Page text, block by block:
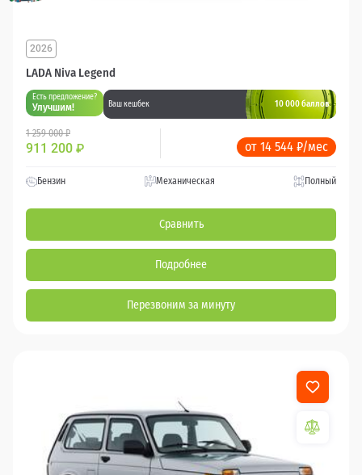
LADA Niva Legend
2026
Есть предложение?
Улучшим! Ваш кешбек 10 000 баллов
1 259 000 ₽
911 200 ₽ от 14 544 ₽/мес
Бензин Механическая Полный
Сравнить
Подробнее
Перезвоним за минуту